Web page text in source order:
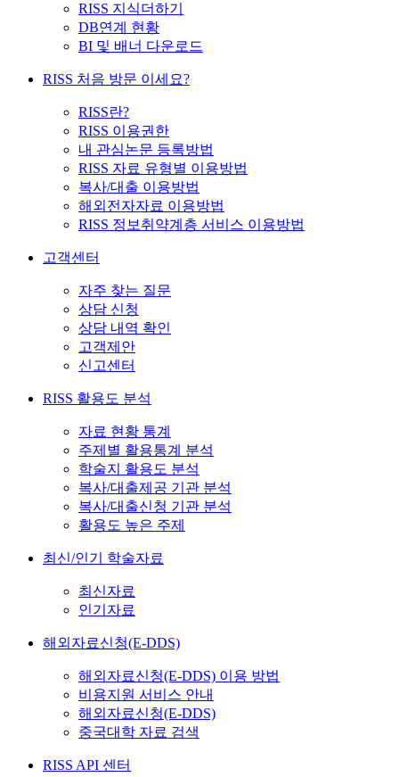
RISS 지식더하기
DB연계 현황
BI 및 배너 다운로드
RISS 처음 방문 이세요?
RISS란?
RISS 이용권한
내 관심논문 등록방법
RISS 자료 유형별 이용방법
복사/대출 이용방법
해외전자자료 이용방법
RISS 정보취약계층 서비스 이용방법
고객센터
자주 찾는 질문
상담 신청
상담 내역 확인
고객제안
신고센터
RISS 활용도 분석
자료 현황 통계
주제별 활용통계 분석
학술지 활용도 분석
복사/대출제공 기관 분석
복사/대출신청 기관 분석
활용도 높은 주제
최신/인기 학술자료
최신자료
인기자료
해외자료신청(E-DDS)
해외자료신청(E-DDS) 이용 방법
비용지원 서비스 안내
해외자료신청(E-DDS)
중국대학 자료 검색
RISS API 센터